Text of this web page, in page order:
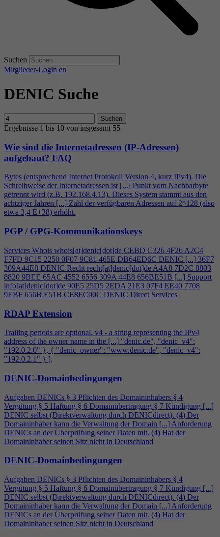
Suchen
Mitglieder-Login en
DENIC Suche
Suchen
Ergebnisse 1 bis 10 von insgesamt 55
Wie sind die Internetadressen (IP-Adressen)
aufgebaut? FAQ
Bytes (entsprechend Internet Protokoll Version 4, kurz IPv4). Die
Schreibweise der Internetadressen ist [...] Punkt vom Nachbarbyte
getrennt wird (z.B. 192.168.4.13). Dieses System stammt aus den
achtziger Jahren [...] Zahl der verfügbaren Adressen auf 2^128 (also
etwa 3,4 E+38) erhöht.
PGP / GPG-Kommunikationskeys
Services Whois whois[at]denic[dot]de CEBD C326 4F26 A2C4
F7FD 9C15 2250 0F07 9C81 465E DB64ED6C DENIC [...] 36F7
309A44E8 DENIC Recht recht[at]denic[dot]de A4A8 7D2C 8803
8820 9BEE 65AC 4552 6556 309A 44E8 656BE51B [...] Support
info[at]denic[dot]de 90E5 25D5 2EDA 21E3 07F4 EE40 7708
9EBF 656B E51B CE8EC00C DENIC Direct Services
RDAP Extension
Trailing periods are optional. v4 - a string representing the IPv4
address of the owner name in the [...] "denic.de", "denic_v4":
"192.0.2.0" }, { "denic_owner": "www.denic.de", "denic_v4":
"192.0.2.1" } ],
DENIC-Domainbedingungen
Aufgaben DENICs § 3 Pflichten des Domaininhabers § 4
Vergütung § 5 Haftung § 6 Domainübertragung § 7 Kündigung [...]
DENIC selbst (Direktverwaltung durch DENICdirect). (4) Der
Domaininhaber kann die Verwaltung der Domain [...] Anforderung
DENICs an der Überprüfung seiner Daten mit. (4) Hat der
Domaininhaber seinen Sitz nicht in Deutschland
DENIC-Domainbedingungen
Aufgaben DENICs § 3 Pflichten des Domaininhabers § 4
Vergütung § 5 Haftung § 6 Domainübertragung § 7 Kündigung [...]
DENIC selbst (Direktverwaltung durch DENICdirect). (4) Der
Domaininhaber kann die Verwaltung der Domain [...] Anforderung
DENICs an der Überprüfung seiner Daten mit. (4) Hat der
Domaininhaber seinen Sitz nicht in Deutschland